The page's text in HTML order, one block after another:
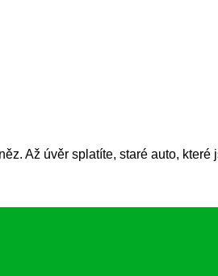
Až úvěr splatíte, staré auto, které